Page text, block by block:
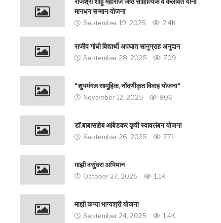
राजश्री शाहू महाराज जेष्ठ साहित्यिक व कलावंत यांना
मानधन सन्मान योजना
September 19, 2025 2.4K
राजीव गांधी विद्यार्थी अपघात सानुग्राह अनुदान
September 28, 2025 709
“शुभमंगल सामूहिक, नोंदणीकृत विवाह योजना”
November 12, 2025 806
डॉ.बाबासाहेब आंबेडकर कृषी स्वावलंबन योजना
September 26, 2025 771
माझी वसुंधरा अभियान
October 27, 2025 1.1K
माझी कन्या भाग्यश्री योजना
September 24, 2025 1.4K